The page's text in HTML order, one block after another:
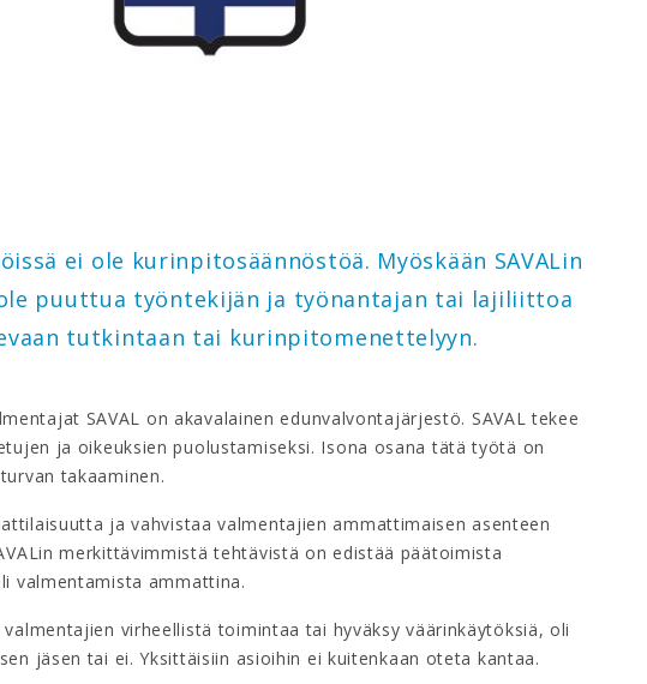
ei ole kurinpitosäännöstöä. Myöskään SAVALin
puuttua työntekijän ja työnantajan tai lajiliittoa
tutkintaan tai kurinpitomenettelyyn.
SAVAL on akavalainen edunvalvontajärjestö. SAVAL tekee
ja oikeuksien puolustamiseksi. Isona osana tätä työtä on
takaaminen.
ja vahvistaa valmentajien ammattimaisen asenteen
merkittävimmistä tehtävistä on edistää päätoimista
valmentamista ammattina.
valmentajien virheellistä toimintaa tai hyväksy väärinkäytöksiä, oli
jäsen tai ei. Yksittäisiin asioihin ei kuitenkaan oteta kantaa.